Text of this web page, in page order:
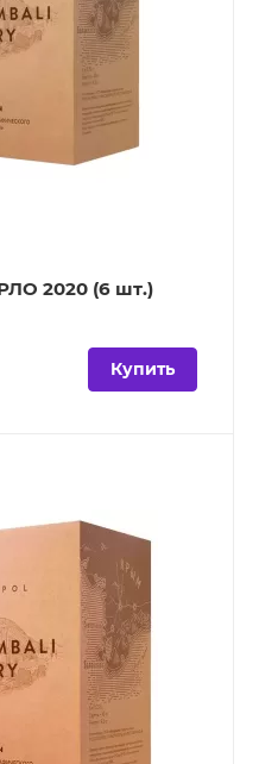
2020 (6 шт.)
Купить